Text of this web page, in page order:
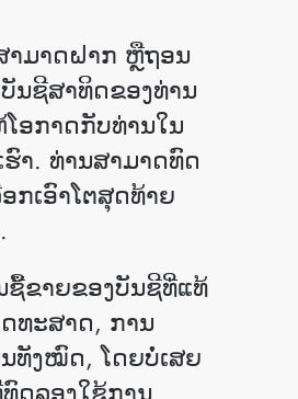
າມາດຝາກ ຫຼືຖອນ
ນຊີສາທິດຂອງທ່ານ
ອກາດກັບທ່ານໃນ
າ. ທ່ານ​ສາ​ມາດ​ທົດ​
ກເອົາໂຕສຸດທ້າຍ
ຊື້ຂາຍຂອງບັນຊີທີ່ແທ້
ທະສາດ, ການ
ທັງໝົດ, ໂດຍບໍ່ເສຍ
ດລອງໃຊ້ການ